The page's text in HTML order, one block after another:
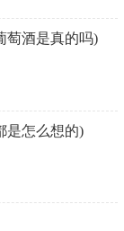
萄酒是真的吗)
是怎么想的)